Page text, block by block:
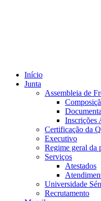
Início
Junta
Assembleia de
Inscrições
Certificação da
Executivo
Regime geral da
Serviços
Atestados
Universidade
Recrutamento